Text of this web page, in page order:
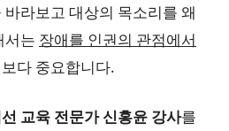
라보고 대상의 목소리를 왜
서는 장애를 인권의 관점에서
다 중요합니다.
교육 전문가 신홍윤 강사를